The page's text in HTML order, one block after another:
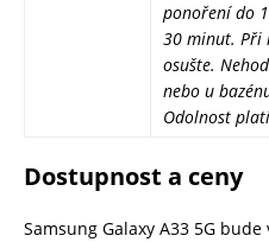
ponoření do
30 minut. Při
osušte.
nebo u
Odolnost
Dostupnost a ceny
Samsung Galaxy A33 5G